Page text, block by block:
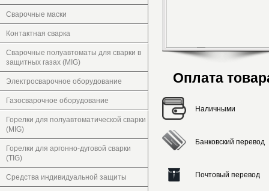
Сварочные маски
Контактная сварка
Сварочные полуавтоматы для сварки в
защитных газах (MIG)
Электросварочное оборудование
Газосварочное оборудование
Горелки для полуавтоматической сварки
(MIG)
Горелки для аргонно-дуговой сварки
(TIG)
Средства индивидуальной защиты
Оплата
Наличными
Банковский перевод
Почтовый перевод